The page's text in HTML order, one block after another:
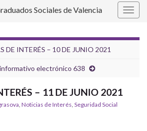
Sociales de Valencia
DE INTERÉS – 10 DE JUNIO 2021
electrónico 638
– 11 DE JUNIO 2021
Noticias de Interés Seguridad Social